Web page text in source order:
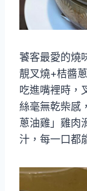
饕客最愛的燒
靚叉燒+桔醬
吃進嘴裡時，
絲毫無乾柴感
蔥油雞」雞肉
汁，每一口都